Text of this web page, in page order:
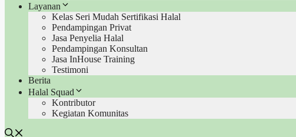
Layanan
Kelas Seri Mudah Sertifikasi Halal
Pendampingan Privat
Jasa Penyelia Halal
Pendampingan Konsultan
Jasa InHouse Training
Testimoni
Berita
Halal Squad
Kontributor
Kegiatan Komunitas